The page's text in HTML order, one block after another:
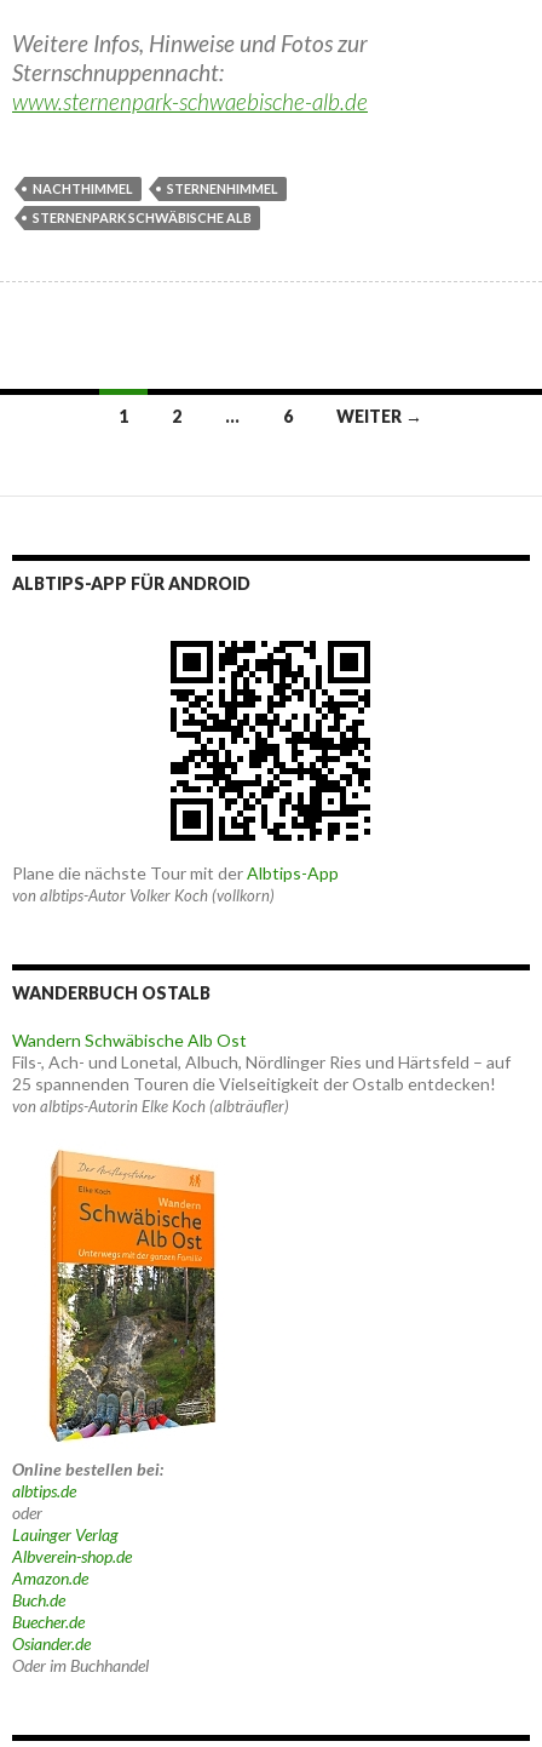
Weitere Infos, Hinweise und Fotos zur
Sternschnuppennacht:
www.sternenpark-schwaebische-alb.de
NACHTHIMMEL
STERNENHIMMEL
STERNENPARK SCHWÄBISCHE ALB
Beitragsnavigation
1 2 … 6 WEITER →
ALBTIPS-APP FÜR ANDROID
Plane die nächste Tour mit derAlbtips-App
von albtips-Autor Volker Koch (vollkorn)
WANDERBUCH OSTALB
Wandern Schwäbische Alb Ost
Fils-, Ach- und Lonetal, Albuch, Nördlinger Ries und Härtsfeld – auf
25 spannenden Touren die Vielseitigkeit der Ostalb entdecken!
von albtips-Autorin Elke Koch (albträufler)
Online bestellen bei:
albtips.de
oder
Lauinger Verlag
Albverein-shop.de
Amazon.de
Buch.de
Buecher.de
Osiander.de
Oder im Buchhandel